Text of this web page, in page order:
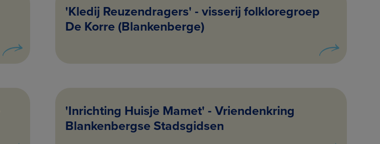
'Kledij Reuzendragers' - visserij folkloregroep
De Korre (Blankenberge)
'Inrichting Huisje Mamet' - Vriendenkring
Blankenbergse Stadsgidsen